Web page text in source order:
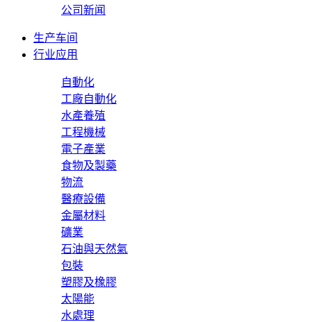
公司新闻
生产车间
行业应用
自動化
工廠自動化
水產養殖
工程機械
電子產業
食物及製藥
物流
醫療設備
金屬材料
礦業
石油與天然氣
包裝
塑膠及橡膠
太陽能
水處理